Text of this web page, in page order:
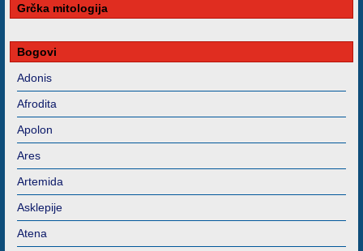
Grčka mitologija
Bogovi
Adonis
Afrodita
Apolon
Ares
Artemida
Asklepije
Atena